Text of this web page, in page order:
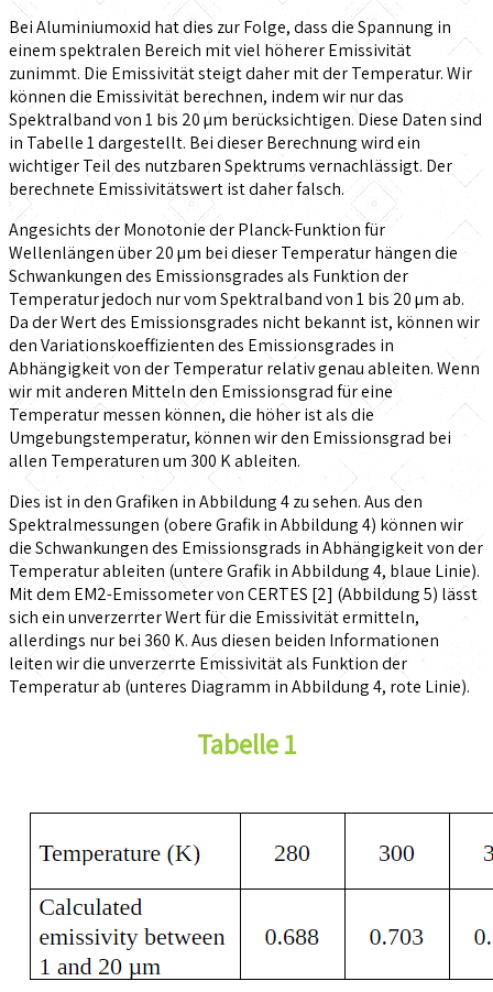
Bei Aluminiumoxid hat dies zur Folge, dass die Spannung in
einem spektralen Bereich mit viel höherer Emissivität
zunimmt. Die Emissivität steigt daher mit der Temperatur. Wir
können die Emissivität berechnen, indem wir nur das
Spektralband von 1 bis 20 µm berücksichtigen. Diese Daten sind
in Tabelle 1 dargestellt. Bei dieser Berechnung wird ein
wichtiger Teil des nutzbaren Spektrums vernachlässigt. Der
berechnete Emissivitätswert ist daher falsch.
Angesichts der Monotonie der Planck-Funktion für
Wellenlängen über 20 µm bei dieser Temperatur hängen die
Schwankungen des Emissionsgrades als Funktion der
Temperatur jedoch nur vom Spektralband von 1 bis 20 µm ab.
Da der Wert des Emissionsgrades nicht bekannt ist, können wir
den Variationskoeffizienten des Emissionsgrades in
Abhängigkeit von der Temperatur relativ genau ableiten. Wenn
wir mit anderen Mitteln den Emissionsgrad für eine
Temperatur messen können, die höher ist als die
Umgebungstemperatur, können wir den Emissionsgrad bei
allen Temperaturen um 300 K ableiten.
Dies ist in den Grafiken in Abbildung 4 zu sehen. Aus den
Spektralmessungen (obere Grafik in Abbildung 4) können wir
die Schwankungen des Emissionsgrads in Abhängigkeit von der
Temperatur ableiten (untere Grafik in Abbildung 4, blaue Linie).
Mit dem EM2-Emissometer von CERTES [2] (Abbildung 5) lässt
sich ein unverzerrter Wert für die Emissivität ermitteln,
allerdings nur bei 360 K. Aus diesen beiden Informationen
leiten wir die unverzerrte Emissivität als Funktion der
Temperatur ab (unteres Diagramm in Abbildung 4, rote Linie).
Tabelle 1